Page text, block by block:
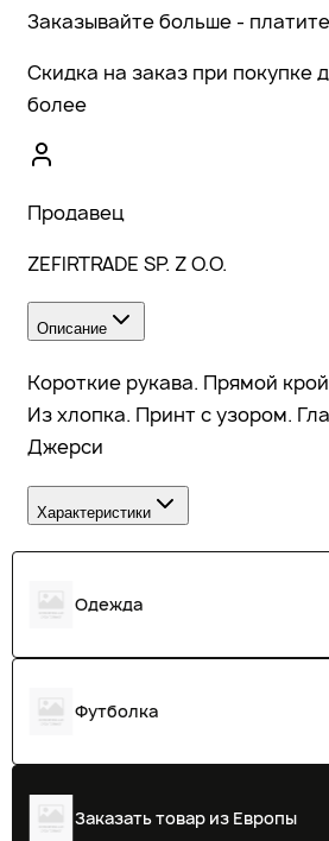
Заказывайте больше -
Скидка на заказ при покупке
более
Продавец
ZEFIRTRADE SP. Z O.O.
Описание
Короткие рукава. Прямой
Из хлопка. Принт с узором.
Джерси
Характеристики
Одежда
Футболка
Заказать товар из Европы